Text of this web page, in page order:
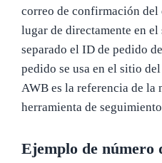
correo de confirmación del
lugar de directamente en
separado el ID de pedido
pedido se usa en el sitio
AWB es la referencia de la
herramienta de
Ejemplo de número